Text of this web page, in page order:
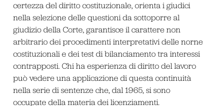
certezza del diritto costituzionale, orienta i giudici
nella selezione delle questioni da sottoporre al
giudizio della Corte, garantisce il carattere non
arbitrario dei procedimenti interpretativi delle norne
costituzionali e dei test di bilanciamento tra interessi
contrapposti. Chi ha esperienza di diritto del lavoro
può vedere una applicazione di questa continuità
nella serie di sentenze che, dal 1965, si sono
occupate della materia dei licenziamenti.